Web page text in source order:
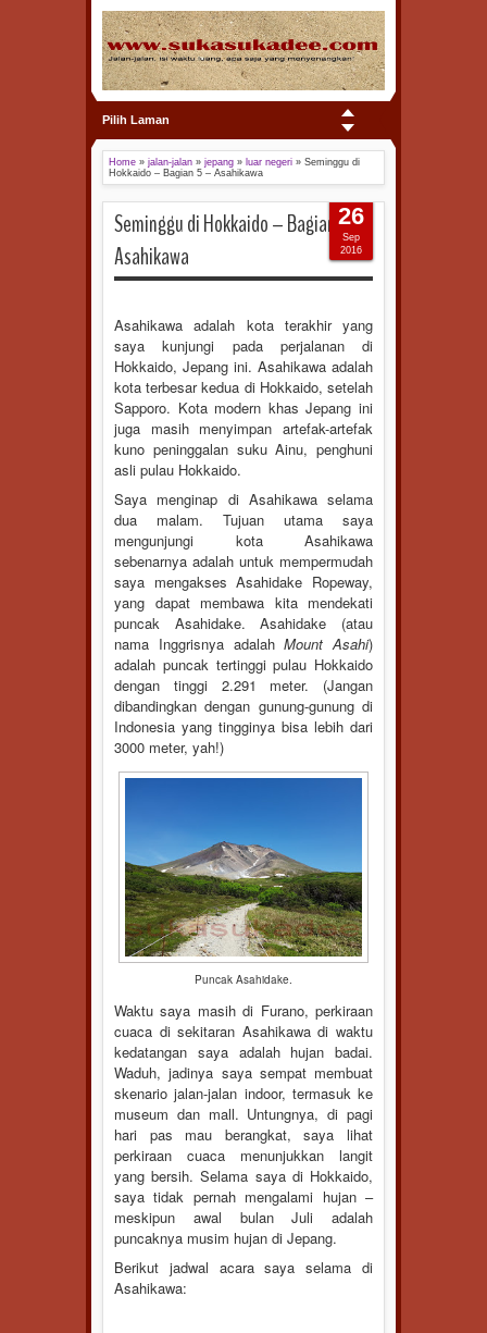
Pilih Laman
Home » jalan-jalan » jepang » luar negeri » Seminggu di
Hokkaido – Bagian 5 – Asahikawa
Seminggu di Hokkaido – Bagian 5 –
Asahikawa
Asahikawa adalah kota terakhir yang
saya kunjungi pada perjalanan di
Hokkaido, Jepang ini. Asahikawa adalah
kota terbesar kedua di Hokkaido, setelah
Sapporo. Kota modern khas Jepang ini
juga masih menyimpan artefak-artefak
kuno peninggalan suku Ainu, penghuni
asli pulau Hokkaido.
Saya menginap di Asahikawa selama
dua malam. Tujuan utama saya
mengunjungi kota Asahikawa
sebenarnya adalah untuk mempermudah
saya mengakses Asahidake Ropeway,
yang dapat membawa kita mendekati
puncak Asahidake. Asahidake (atau
nama Inggrisnya adalahMount Asahi)
adalah puncak tertinggi pulau Hokkaido
dengan tinggi 2.291 meter. (Jangan
dibandingkan dengan gunung-gunung di
Indonesia yang tingginya bisa lebih dari
3000 meter, yah!)
Puncak Asahidake.
Waktu saya masih di Furano, perkiraan
cuaca di sekitaran Asahikawa di waktu
kedatangan saya adalah hujan badai.
Waduh, jadinya saya sempat membuat
skenario jalan-jalan indoor, termasuk ke
museum dan mall. Untungnya, di pagi
hari pas mau berangkat, saya lihat
perkiraan cuaca menunjukkan langit
yang bersih. Selama saya di Hokkaido,
saya tidak pernah mengalami hujan –
meskipun awal bulan Juli adalah
puncaknya musim hujan di Jepang.
Berikut jadwal acara saya selama di
Asahikawa:
26
Sep
2016